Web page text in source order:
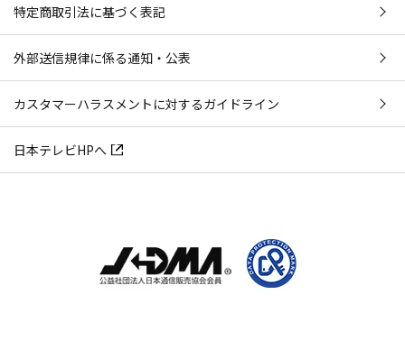
特定商取引法に基づく表記
外部送信規律に係る通知・公表
カスタマーハラスメントに対するガイドライン
日本テレビHPへ